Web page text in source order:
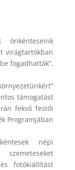
önkénteseink
virágtartókban
fogadhatták”,
támogatást
fekvő festői
Programjában
népi
fotókiállítást